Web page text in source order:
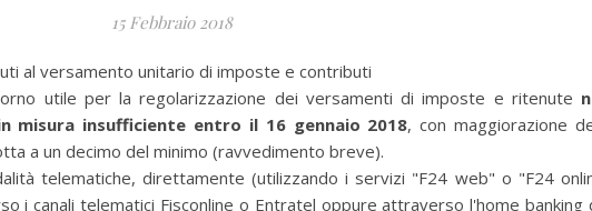
15 Febbraio 2018
al versamento unitario di imposte e contributi
utile per la regolarizzazione dei versamenti di imposte e ritenute
insufficiente entro il 16 gennaio 2018, con maggiorazione
a un decimo del minimo (ravvedimento breve).
telematiche, direttamente (utilizzando i servizi "F24 web" o "F24
i canali telematici Fisconline o Entratel oppure attraverso l'home banking